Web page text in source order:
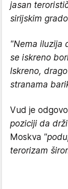
jasan
sirijskim
"Nema iluzija
se iskreno
Iskreno,
stranama
Vud je
poziciji da
Moskva
terorizam